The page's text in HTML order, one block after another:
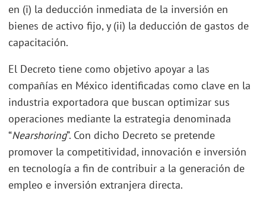
en (i) la deducción inmediata de la inversión en
bienes de activo fijo, y (ii) la deducción de gastos de
capacitación.
El Decreto tiene como objetivo apoyar a las
compañías en México identificadas como clave en la
industria exportadora que buscan optimizar sus
operaciones mediante la estrategia denominada
“Nearshoring”. Con dicho Decreto se pretende
promover la competitividad, innovación e inversión
en tecnología a fin de contribuir a la generación de
empleo e inversión extranjera directa.